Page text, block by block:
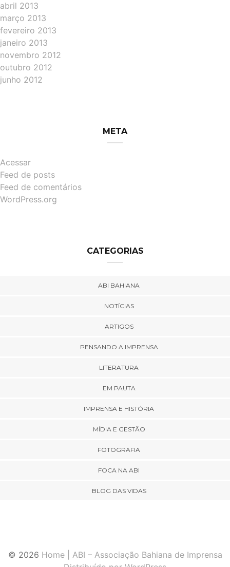
abril 2013
março 2013
fevereiro 2013
janeiro 2013
novembro 2012
outubro 2012
junho 2012
META
Acessar
Feed de posts
Feed de comentários
WordPress.org
CATEGORIAS
ABI BAHIANA
NOTÍCIAS
ARTIGOS
PENSANDO A IMPRENSA
LITERATURA
EM PAUTA
IMPRENSA E HISTÓRIA
MÍDIA E GESTÃO
FOTOGRAFIA
FOCA NA ABI
BLOG DAS VIDAS
© 2026 Home | ABI – Associação Bahiana de Imprensa